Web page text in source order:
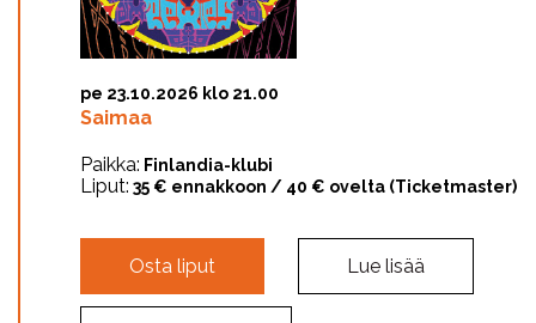
pe 23.10.2026 klo 21.00
Saimaa
Paikka: Finlandia-klubi
Liput: 35 € ennakkoon / 40 € ovelta (Ticketmaster)
Osta liput Lue lisää